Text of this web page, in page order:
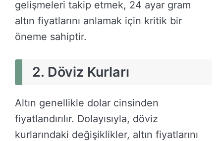
gelişmeleri takip etmek, 24 ayar gram
altın fiyatlarını anlamak için kritik bir
öneme sahiptir.
2. Döviz Kurları
Altın genellikle dolar cinsinden
fiyatlandırılır. Dolayısıyla, döviz
kurlarındaki değişiklikler, altın fiyatlarını